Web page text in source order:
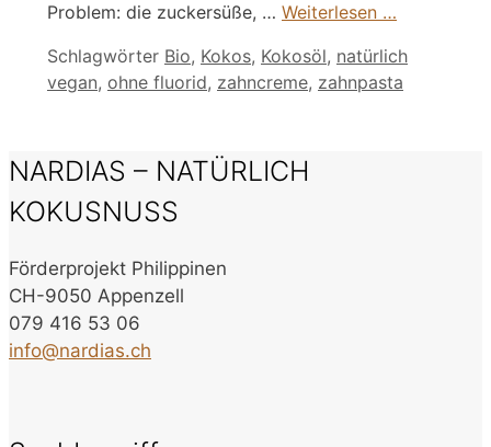
Problem: die zuckersüße, … Weiterlesen …
Schlagwörter Bio, Kokos, Kokosöl, natürlich
vegan, ohne fluorid, zahncreme, zahnpasta
NARDIAS – NATÜRLICH
KOKUSNUSS
Förderprojekt Philippinen
CH-9050 Appenzell
079 416 53 06
info@nardias.ch